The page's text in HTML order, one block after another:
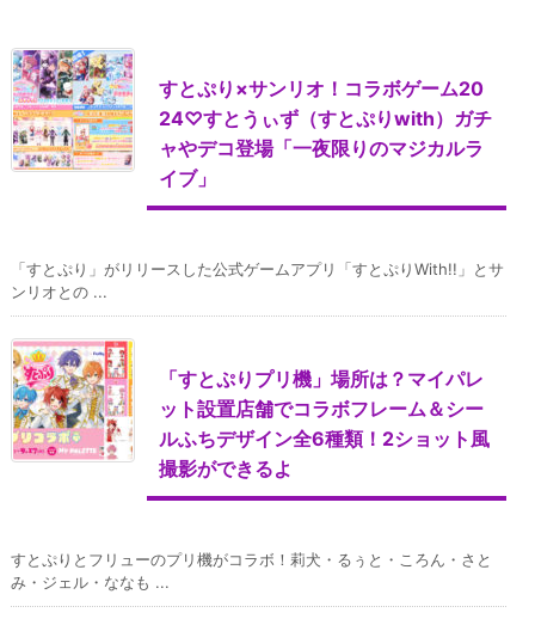
すとぷり×サンリオ！コラボゲーム20
24♡すとうぃず（すとぷりwith）ガチ
ャやデコ登場「一夜限りのマジカルラ
イブ」
「すとぷり」がリリースした公式ゲームアプリ「すとぷりWith!!」とサ
ンリオとの ...
「すとぷりプリ機」場所は？マイパレ
ット設置店舗でコラボフレーム＆シー
ルふちデザイン全6種類！2ショット風
撮影ができるよ
すとぷりとフリューのプリ機がコラボ！莉犬・るぅと・ころん・さと
み・ジェル・ななも ...